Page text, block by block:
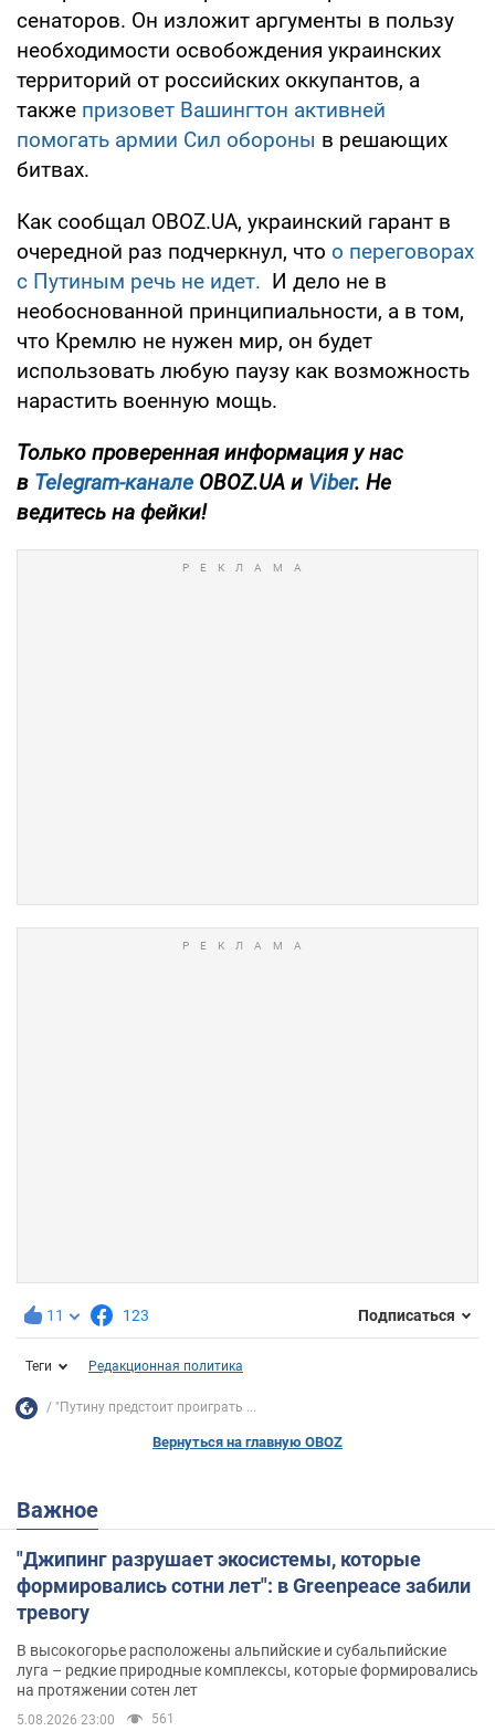
сенаторов. Он изложит аргументы в пользу
необходимости освобождения украинских
территорий от российских оккупантов, а
также призовет Вашингтон активней
помогать армии Сил обороны в решающих
битвах.
Как сообщал OBOZ.UA, украинский гарант в
очередной раз подчеркнул, что о переговорах
с Путиным речь не идет. И дело не в
необоснованной принципиальности, а в том,
что Кремлю не нужен мир, он будет
использовать любую паузу как возможность
нарастить военную мощь.
Только проверенная информация у нас
в Telegram-канале OBOZ.UA и Viber. Не
ведитесь на фейки!
11 123 Подписаться
Теги Редакционная политика
"Путину предстоит проиграть ...
Вернуться на главную OBOZ
Важное
"Джипинг разрушает экосистемы, которые
формировались сотни лет": в Greenpeace забили
тревогу
В высокогорье расположены альпийские и субальпийские
луга – редкие природные комплексы, которые формировались
на протяжении сотен лет
5.08.2026 23:00 561